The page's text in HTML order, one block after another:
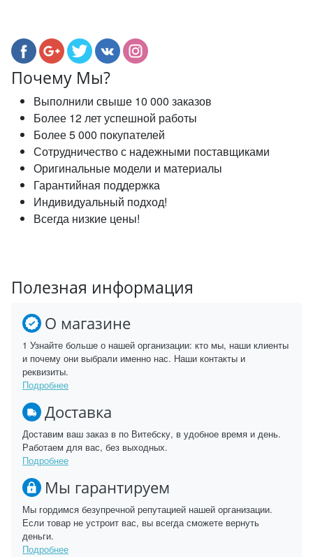
Почему Мы?
Выполнили свыше 10 000 заказов
Более 12 лет успешной работы
Более 5 000 покупателей
Сотрудничество с надежными поставщиками
Оригинальные модели и материалы
Гарантийная поддержка
Индивидуальный подход!
Всегда низкие цены!
Полезная информация
О магазине
1 Узнайте больше о нашей организации: кто мы, наши клиенты
и почему они выбрали именно нас. Наши контакты и
реквизиты.
Подробнее
Доставка
Доставим ваш заказ в по Витебску, в удобное время и день.
Работаем для вас, без выходных.
Подробнее
Мы гарантируем
Мы гордимся безупречной репутацией нашей организации.
Если товар не устроит вас, вы всегда сможете вернуть
деньги.
Подробнее